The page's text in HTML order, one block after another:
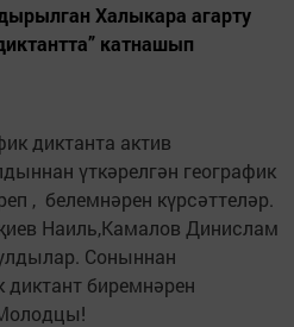
Халыкара агарту
катнашып
диктанта актив
үткәрелгән географик
, белемнәрен күрсәттеләр.
Наиль,Камалов Динислам
Соныннан
биремнәрен